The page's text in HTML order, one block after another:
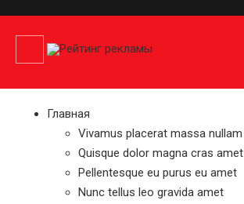
Главная
Vivamus placerat massa nullam
Quisque dolor magna cras amet
Pellentesque eu purus eu amet
Nunc tellus leo gravida amet